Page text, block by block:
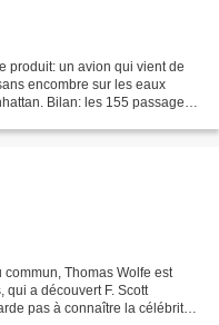
produit: un avion qui vient de
encombre sur les eaux
Bilan: les 155 passagers
Thomas Wolfe est
a découvert F. Scott
pas à connaître la célébrité,